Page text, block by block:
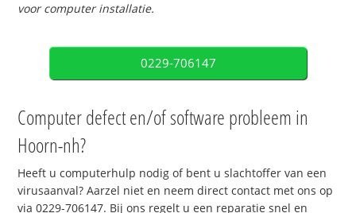
voor computer installatie.
0229-706147
Computer defect en/of software probleem in
Hoorn-nh?
Heeft u computerhulp nodig of bent u slachtoffer van een
virusaanval? Aarzel niet en neem direct contact met ons op
via 0229-706147. Bij ons regelt u een reparatie snel en